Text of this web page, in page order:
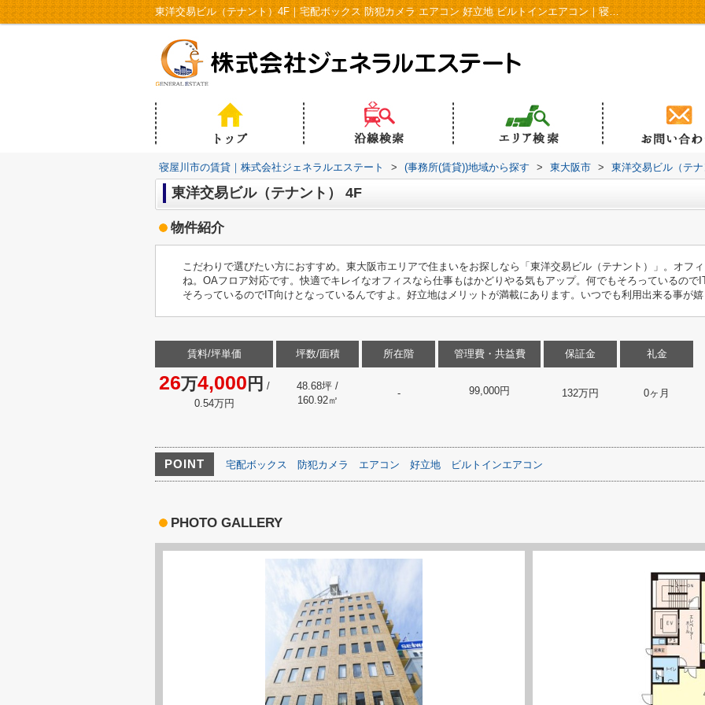
東洋交易ビル（テナント）4F｜宅配ボックス 防犯カメラ エアコン 好立地 ビルトインエアコン｜寝屋川市の賃貸｜株式会社ジェネラルエステート
寝屋川市の賃貸｜株式会社ジェネラルエステート > (事務所(賃貸))地域から探す > 東大阪市 > 東洋交易ビル（テ
東洋交易ビル（テナント） 4F
物件紹介
こだわりで選びたい方におすすめ。東大阪市エリアで住まいをお探しなら「東洋交易ビル（テナント）」。オフ
ね。OAフロア対応です。快適でキレイなオフィスなら仕事もはかどりやる気もアップ。何でもそろっているので
そろっているのでIT向けとなっているんですよ。好立地はメリットが満載にあります。いつでも利用出来る事が
賃料/坪単価
26万4,000 円 /
0.54万円
坪数/面積
48.68坪 /
160.92㎡
所在階
-
管理費・共益費
99,000円
保証金
132万円
礼金
0ヶ月
POINT 宅配ボックス 防犯カメラ エアコン 好立地 ビルトインエアコン
PHOTO GALLERY